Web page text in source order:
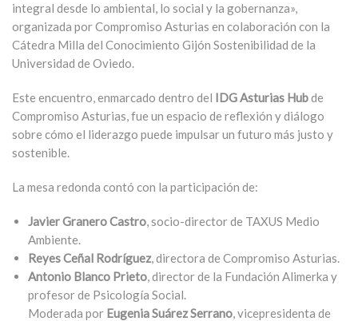
integral desde lo ambiental, lo social y la gobernanza»,
organizada por Compromiso Asturias en colaboración con la
Cátedra Milla del Conocimiento Gijón Sostenibilidad de la
Universidad de Oviedo.
Este encuentro, enmarcado dentro del IDG Asturias Hubde
Compromiso Asturias, fue un espacio de reflexión y diálogo
sobre cómo el liderazgo puede impulsar un futuro más justo y
sostenible.
La mesa redonda contó con la participación de:
Javier Granero Castro, socio-director de TAXUS Medio
Ambiente.
Reyes Ceñal Rodríguez, directora de Compromiso Asturias.
Antonio Blanco Prieto, director de la Fundación Alimerka y
profesor de Psicología Social.
Moderada por Eugenia Suárez Serrano, vicepresidenta de